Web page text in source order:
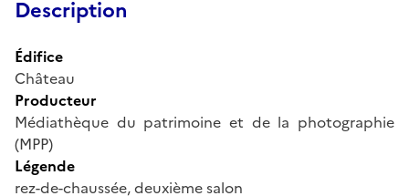
Description
Édifice
Château
Producteur
Médiathèque du patrimoine et de la photographie
(MPP)
Légende
rez-de-chaussée, deuxième salon